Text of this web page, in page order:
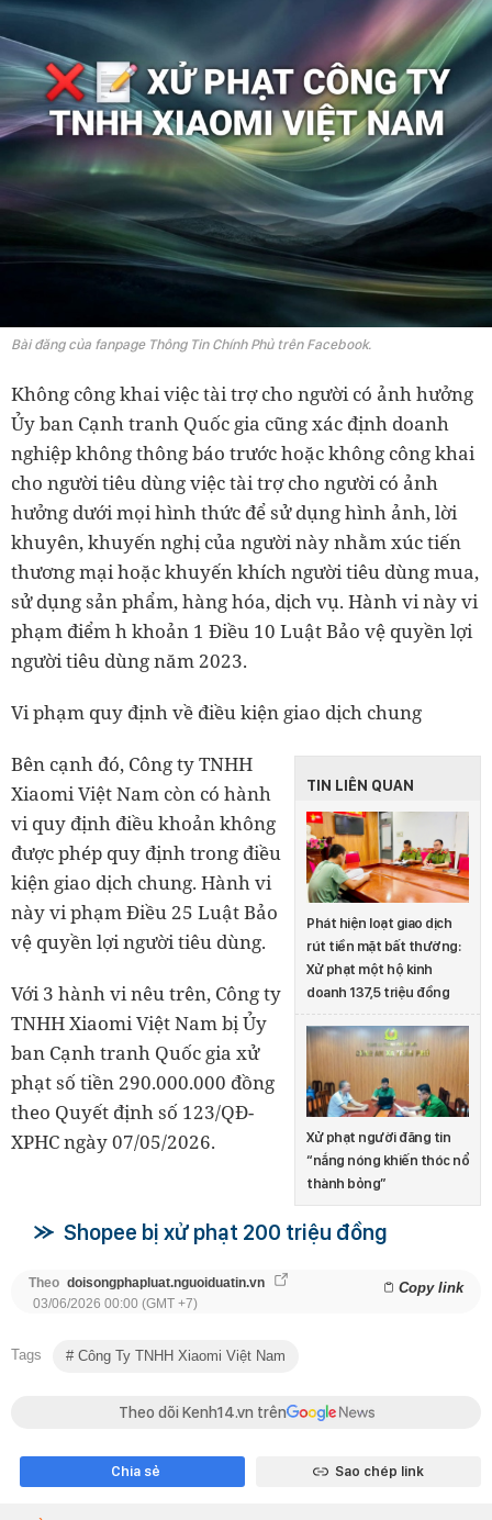
Bài đăng của fanpage Thông Tin Chính Phủ trên Facebook.
Không công khai việc tài trợ cho người có ảnh hưởng
Ủy ban Cạnh tranh Quốc gia cũng xác định doanh
nghiệp không thông báo trước hoặc không công khai
cho người tiêu dùng việc tài trợ cho người có ảnh
hưởng dưới mọi hình thức để sử dụng hình ảnh, lời
khuyên, khuyến nghị của người này nhằm xúc tiến
thương mại hoặc khuyến khích người tiêu dùng mua,
sử dụng sản phẩm, hàng hóa, dịch vụ. Hành vi này vi
phạm điểm h khoản 1 Điều 10 Luật Bảo vệ quyền lợi
người tiêu dùng năm 2023.
Vi phạm quy định về điều kiện giao dịch chung
TIN LIÊN QUAN
Phát hiện loạt giao dịch
rút tiền mặt bất thường:
Xử phạt một hộ kinh
doanh 137,5 triệu đồng
Xử phạt người đăng tin
“nắng nóng khiến thóc nổ
thành bỏng”
Bên cạnh đó, Công ty TNHH
Xiaomi Việt Nam còn có hành
vi quy định điều khoản không
được phép quy định trong điều
kiện giao dịch chung. Hành vi
này vi phạm Điều 25 Luật Bảo
vệ quyền lợi người tiêu dùng.
Với 3 hành vi nêu trên, Công ty
TNHH Xiaomi Việt Nam bị Ủy
ban Cạnh tranh Quốc gia xử
phạt số tiền 290.000.000 đồng
theo Quyết định số 123/QĐ-
XPHC ngày 07/05/2026.
Shopee bị xử phạt 200 triệu đồng
Theo doisongphapluat.nguoiduatin.vn Copy link
03/06/2026 00:00 (GMT +7)
Tags Công Ty TNHH Xiaomi Việt Nam
Theo dõi Kenh14.vn trên
Chia sẻ Sao chép link